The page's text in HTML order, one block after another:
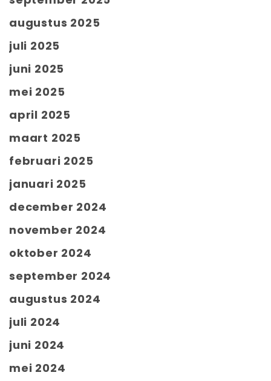
augustus 2025
juli 2025
juni 2025
mei 2025
april 2025
maart 2025
februari 2025
januari 2025
december 2024
november 2024
oktober 2024
september 2024
augustus 2024
juli 2024
juni 2024
mei 2024